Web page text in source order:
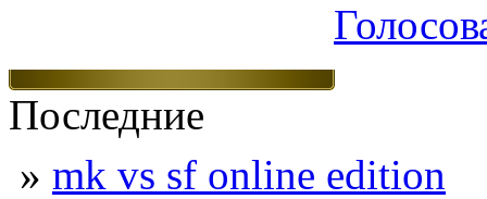
Последние
» mk vs sf online edition